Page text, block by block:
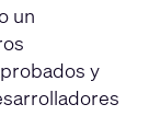
un
y